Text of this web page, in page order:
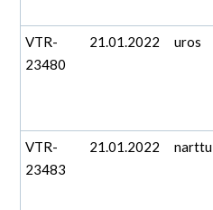
VTR-
23480
21.01.2022 uros
VTR-
23483
21.01.2022 narttu